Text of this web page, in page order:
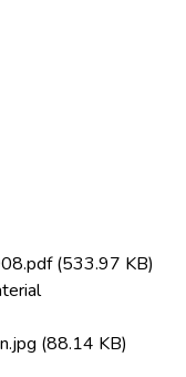
(533.97 KB)
(88.14 KB)